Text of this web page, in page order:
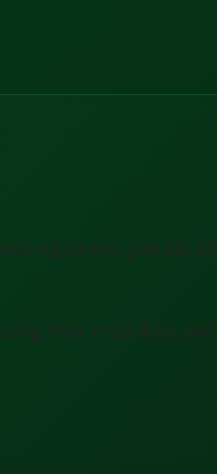
người môi giới bất
hoặc chưa được